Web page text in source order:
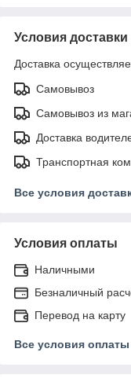
Условия доставки
Доставка
Самовывоз
Самовывоз из
Доставка
Транспортная
Все условия
Условия оплаты
Наличными
Безналичный
Перевод на карту
Все условия оплаты